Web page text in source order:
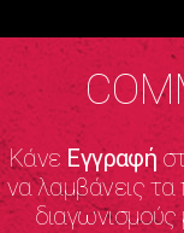
Κάνε Εγγραφή
να λαμβάνεις
διαγωνισμούς